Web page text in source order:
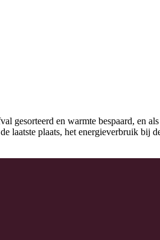
gesorteerd en warmte bespaard, en
laatste plaats, het energieverbruik